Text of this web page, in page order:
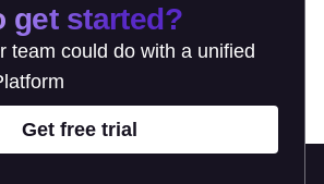
get started?
team could do with a unified
Get free trial